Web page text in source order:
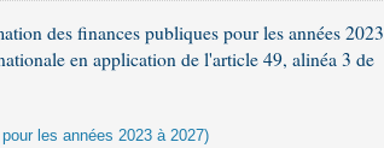
des finances publiques pour les années 2023
en application de l'article 49, alinéa 3 de
les années 2023 à 2027)